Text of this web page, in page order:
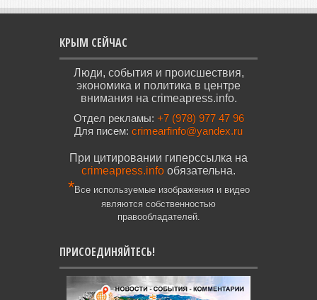
КРЫМ СЕЙЧАС
Люди, события и происшествия,
экономика и политика в центре
внимания на crimeapress.info.
Отдел рекламы: +7 (978) 977 47 96
Для писем: crimearfinfo@yandex.ru
При цитировании гиперссылка на
crimeapress.info обязательна.
*Все используемые изображения и видео
являются собственностью
правообладателей.
ПРИСОЕДИНЯЙТЕСЬ!